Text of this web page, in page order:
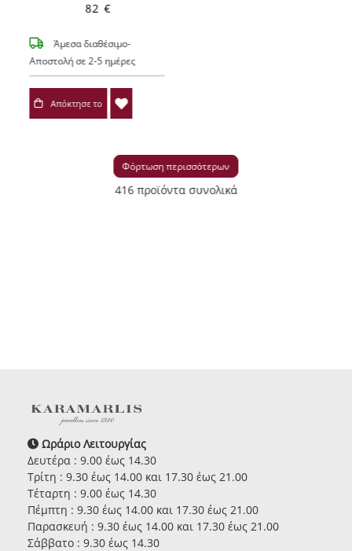
82 €
Άμεσα διαθέσιμο-
Αποστολή σε 2-5 ημέρες
Απόκτησε το
Φόρτωση περισσότερων
416 προϊόντα συνολικά
Ωράριο Λειτουργίας
Δευτέρα : 9.00 έως 14.30
Τρίτη : 9.30 έως 14.00 και 17.30 έως 21.00
Τέταρτη : 9.00 έως 14.30
Πέμπτη : 9.30 έως 14.00 και 17.30 έως 21.00
Παρασκευή : 9.30 έως 14.00 και 17.30 έως 21.00
Σάββατο : 9.30 έως 14.30